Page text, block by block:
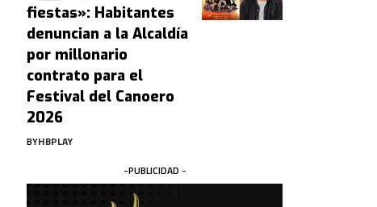
fiestas»: Habitantes
denuncian a la Alcaldía
por millonario
contrato para el
Festival del Canoero
2026
BYHBPLAY
-PUBLICIDAD -